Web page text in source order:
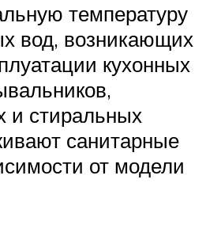
температуру
вод, возникающих
кухонных
и стиральных
санитарные
от модели